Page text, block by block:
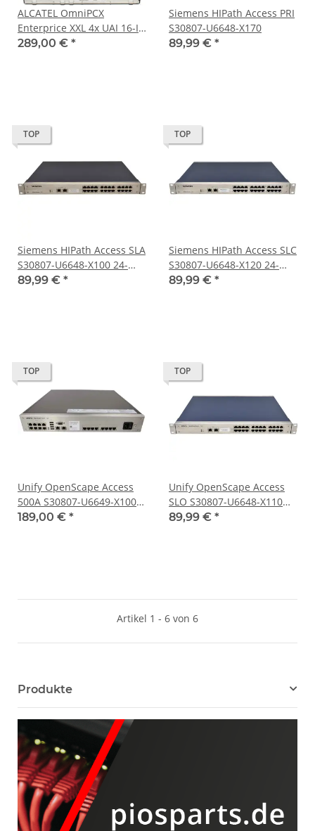
ALCATEL OmniPCX
Enterprice XXL 4x UAI 16-I
1x MEX 1x SLI 8-I 1x SLI 16-I
289,00 € *
Siemens HIPath Access PRI
S30807-U6648-X170
89,99 € *
TOP
Siemens HIPath Access SLA
S30807-U6648-X100 24-
Port
89,99 € *
TOP
Siemens HIPath Access SLC
S30807-U6648-X120 24-
Port
89,99 € *
TOP
Unify OpenScape Access
500A S30807-U6649-X100
no HDD no OS
189,00 € *
TOP
Unify OpenScape Access
SLO S30807-U6648-X110
24-Port
89,99 € *
Artikel 1 - 6 von 6
Produkte